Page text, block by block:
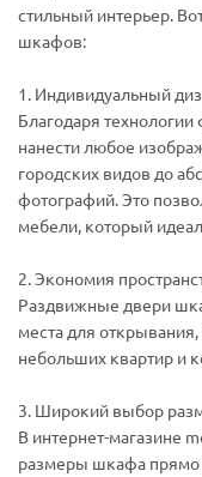
стильный интерьер.
шкафов:
1. Индивидуальный
Благодаря
нанести любое
городских видов до
фотографий. Это
мебели, который
2. Экономия
Раздвижные двери
места для
небольших квартир и
3. Широкий выбор
В интернет-магазине
размеры шкафа прямо